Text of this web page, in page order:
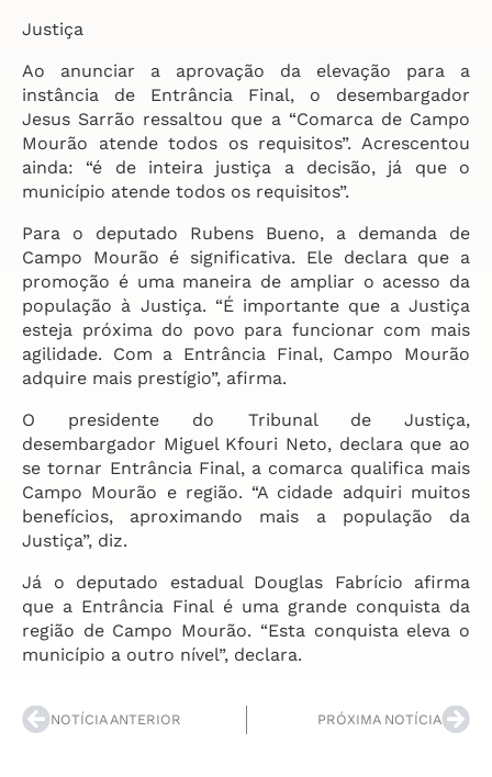
Justiça
Ao anunciar a aprovação da elevação para a
instância de Entrância Final, o desembargador
Jesus Sarrão ressaltou que a “Comarca de Campo
Mourão atende todos os requisitos”. Acrescentou
ainda: “é de inteira justiça a decisão, já que o
município atende todos os requisitos”.
Para o deputado Rubens Bueno, a demanda de
Campo Mourão é significativa. Ele declara que a
promoção é uma maneira de ampliar o acesso da
população à Justiça. “É importante que a Justiça
esteja próxima do povo para funcionar com mais
agilidade. Com a Entrância Final, Campo Mourão
adquire mais prestígio”, afirma.
O presidente do Tribunal de Justiça,
desembargador Miguel Kfouri Neto, declara que ao
se tornar Entrância Final, a comarca qualifica mais
Campo Mourão e região. “A cidade adquiri muitos
benefícios, aproximando mais a população da
Justiça”, diz.
Já o deputado estadual Douglas Fabrício afirma
que a Entrância Final é uma grande conquista da
região de Campo Mourão. “Esta conquista eleva o
município a outro nível”, declara.
NOTÍCIA ANTERIOR PRÓXIMA NOTÍCIA